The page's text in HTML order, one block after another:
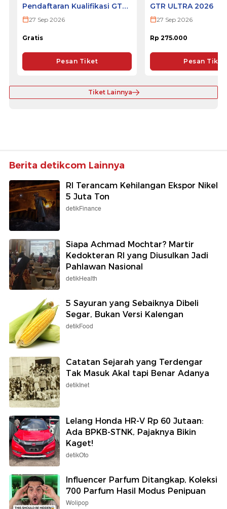
Pendaftaran Kualifikasi GTR
ULTRA 2026
27 Sep 2026
Gratis
Pesan Tiket
GTR ULTRA 2026
27 Sep 2026
Rp 275.000
Pesan Tiket
Tiket Lainnya
Berita detikcom Lainnya
RI Terancam Kehilangan Ekspor Nikel
5 Juta Ton
detikFinance
Siapa Achmad Mochtar? Martir
Kedokteran RI yang Diusulkan Jadi
Pahlawan Nasional
detikHealth
5 Sayuran yang Sebaiknya Dibeli
Segar, Bukan Versi Kalengan
detikFood
Catatan Sejarah yang Terdengar
Tak Masuk Akal tapi Benar Adanya
detikInet
Lelang Honda HR-V Rp 60 Jutaan:
Ada BPKB-STNK, Pajaknya Bikin
Kaget!
detikOto
Influencer Parfum Ditangkap, Koleksi
700 Parfum Hasil Modus Penipuan
Wolipop